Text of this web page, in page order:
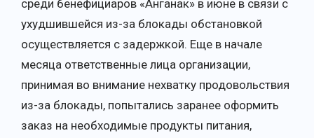
среди бенефициаров «Анганак» в июне в связи с
ухудшившейся из-за блокады обстановкой
осуществляется с задержкой. Еще в начале
месяца ответственные лица организации,
принимая во внимание нехватку продовольствия
из-за блокады, попытались заранее оформить
заказ на необходимые продукты питания,